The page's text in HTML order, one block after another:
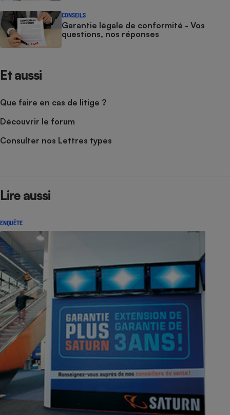
CONSEILS
Garantie légale de conformité - Vos
questions, nos réponses
Et aussi
Que faire en cas de litige ?
Découvrir le forum
Consulter nos Lettres types
Lire aussi
ENQUÊTE